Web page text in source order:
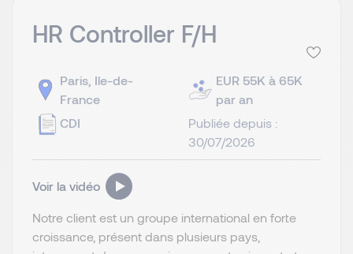
HR Controller F/H
Paris, Ile-de-
France
CDI
EUR 55K à 65K
par an
Publiée depuis :
30/07/2026
Voir la vidéo
Notre client est un groupe international en forte
croissance, présent dans plusieurs pays,